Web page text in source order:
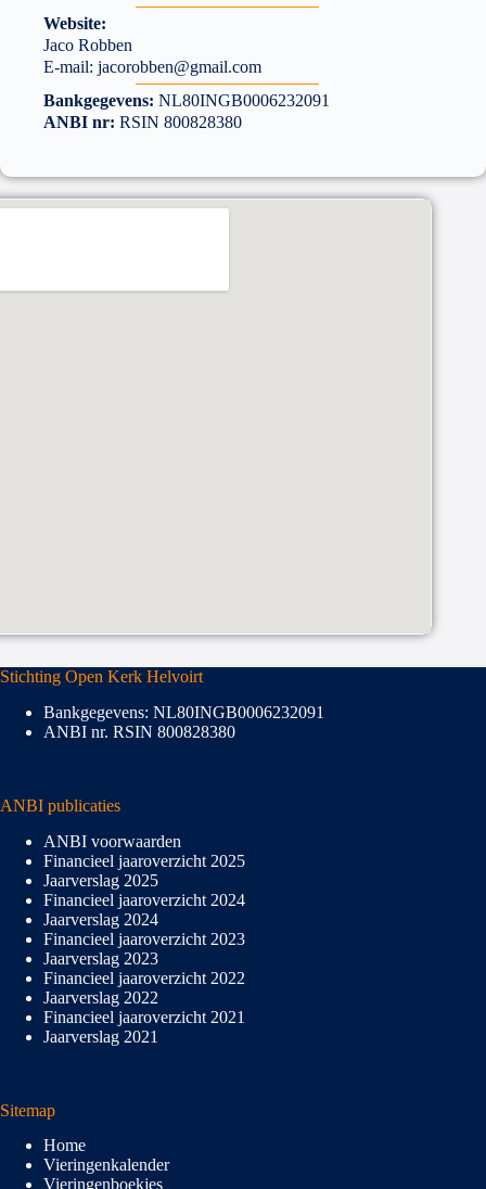
Website:
Jaco Robben
E-mail: jacorobben@gmail.com
Bankgegevens: NL80INGB0006232091
ANBI nr: RSIN 800828380
Stichting Open Kerk Helvoirt
Bankgegevens: NL80INGB0006232091
ANBI nr. RSIN 800828380
ANBI publicaties
ANBI voorwaarden
Financieel jaaroverzicht 2025
Jaarverslag 2025
Financieel jaaroverzicht 2024
Jaarverslag 2024
Financieel jaaroverzicht 2023
Jaarverslag 2023
Financieel jaaroverzicht 2022
Jaarverslag 2022
Financieel jaaroverzicht 2021
Jaarverslag 2021
Sitemap
Home
Vieringenkalender
Vieringenboekjes